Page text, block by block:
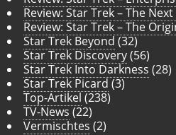
Review: Star Trek – The
Review: Star Trek – The
Star Trek Beyond (32)
Star Trek Discovery(56)
Star Trek Into Darkness (28)
Star Trek Picard (3)
Top-Artikel (238)
TV-News (22)
Vermischtes (2)